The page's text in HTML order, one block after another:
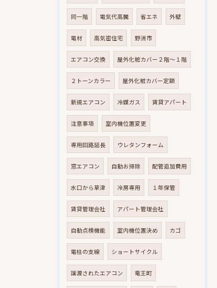
同一階 電気代高騰 省エネ 外壁
電材 高気密住宅 野洲市
エアコン交換 屋外化粧カバー２階～１階
２トーンカラー 屋外化粧カバー定額
新規エアコン 冷媒ガス 賃貸アパート
注意事項 室内機位置変更
専用回路延長 ウレタンフォーム
窓エアコン 自動お掃除 配管追加費用
水口から草津 冷房専用 １年保管
賃貸管理会社 アパート管理会社
自動点検機能 室内機位置決め カゴ
電柱の支線 ショートサイクル
譲渡されたエアコン 竜王町